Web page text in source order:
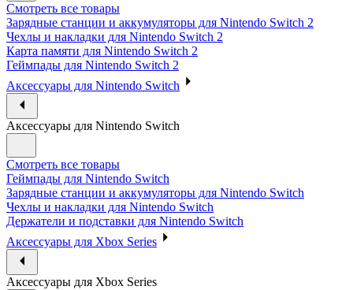
Смотреть все товары
Зарядные станции и аккумуляторы для Nintendo Switch 2
Чехлы и накладки для Nintendo Switch 2
Карта памяти для Nintendo Switch 2
Геймпады для Nintendo Switch 2
Аксессуары для Nintendo Switch
Аксессуары для Nintendo Switch
Смотреть все товары
Геймпады для Nintendo Switch
Зарядные станции и аккумуляторы для Nintendo Switch
Чехлы и накладки для Nintendo Switch
Держатели и подставки для Nintendo Switch
Аксессуары для Xbox Series
Аксессуары для Xbox Series